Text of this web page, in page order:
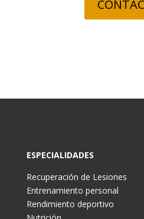
ESPECIALIDADES
Recuperación de Lesiones
Entrenamiento personal
Rendimiento deportivo